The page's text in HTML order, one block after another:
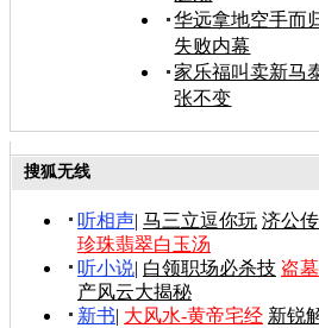
华远拿地空手而
失败内幕
家乐福叫卖新马
张不变
搜狐无线
听相声| 马三立逗你玩 济公
珍珠翡翠白玉汤
听小说| 白领职场必杀技 盗
产风云大揭秘
新书| 大风水-黄帝宅经 新锐